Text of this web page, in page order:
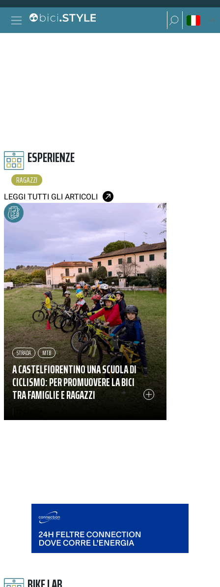
Vai al contenuto
Navigazione principale
Ricerca per:
Ricerca per:
ESPERIENZE
RAGAZZI
LEGGI TUTTI GLI ARTICOLI
A CASTELFIORENTINO UNA SCUOLA DI
CICLISMO: PER PROMUOVERE LA BICI
TRA FAMIGLIE E RAGAZZI
STRADA MTB